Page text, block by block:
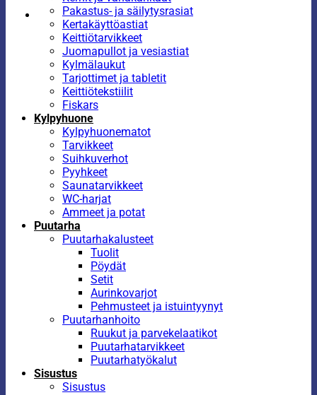
Pakastus- ja säilytysrasiat
Kertakäyttöastiat
Keittiötarvikkeet
Juomapullot ja vesiastiat
Kylmälaukut
Tarjottimet ja tabletit
Keittiötekstiilit
Fiskars
Kylpyhuone
Kylpyhuonematot
Tarvikkeet
Suihkuverhot
Pyyhkeet
Saunatarvikkeet
WC-harjat
Ammeet ja potat
Puutarha
Puutarhakalusteet
Tuolit
Pöydät
Setit
Aurinkovarjot
Pehmusteet ja istuintyynyt
Puutarhanhoito
Ruukut ja parvekelaatikot
Puutarhatarvikkeet
Puutarhatyökalut
Sisustus
Sisustus